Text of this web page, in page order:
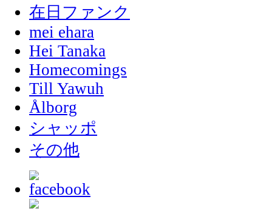
在日ファンク
mei ehara
Hei Tanaka
Homecomings
Till Yawuh
Ålborg
シャッポ
その他